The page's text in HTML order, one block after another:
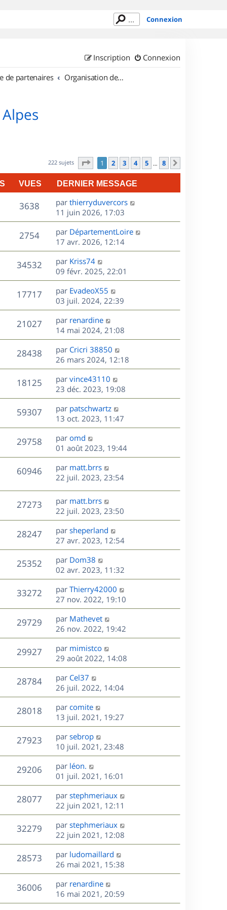
Connexion
Connexion
Inscription
de partenaires Organisation de sorties en région Rhône Alpes
222 sujets Page sur8
1 2 3 4 5 … 8
VUES DERNIER MESSAGE
3638V
u
s
D
e
r
n
i
e
r
m
e
s
s
a
g
e
par thierryduvercors
11 juin 2026, 17:03
2754V
u
e
s
D
e
r
n
i
e
r
m
e
s
s
a
g
e
par DépartementLoire
17 avr. 2026, 12:14
34532V
u
s
D
e
r
n
i
e
r
m
e
s
s
a
g
e
par Kriss74
09 févr. 2025, 22:01
17717V
u
s
D
e
r
n
i
e
r
m
e
s
s
a
g
e
par EvadeoX55
03 juil. 2024, 22:39
21027V
u
e
D
e
r
n
i
e
r
m
e
s
s
a
g
e
par renardine
14 mai 2024, 21:08
28438V
u
s
D
e
r
n
i
e
r
m
e
s
s
a
g
e
par Cricri 38850
26 mars 2024, 12:18
18125V
u
s
D
e
r
n
i
e
r
m
e
s
s
a
g
e
par vince43110
23 déc. 2023, 19:08
59307V
u
e
D
e
r
n
i
e
r
m
e
s
s
a
g
e
par patschwartz
13 oct. 2023, 11:47
29758V
u
e
D
e
r
n
i
e
r
m
e
s
s
a
g
e
par omd
01 août 2023, 19:44
60946V
u
e
D
e
n
i
e
r
m
e
s
s
a
g
e
par matt.brrs
22 juil. 2023, 23:54
27273V
u
s
D
e
r
n
i
e
r
m
e
s
s
a
g
e
par matt.brrs
22 juil. 2023, 23:50
28247V
u
e
s
D
e
r
n
i
e
r
m
e
s
s
a
g
e
par sheperland
27 avr. 2023, 12:54
25352V
u
e
s
D
e
r
n
i
e
r
m
e
s
s
a
g
e
par Dom38
02 avr. 2023, 11:32
33272V
u
s
D
e
r
n
i
e
r
m
e
s
s
a
g
e
par Thierry42000
27 nov. 2022, 19:10
29729V
u
D
e
r
n
i
e
r
m
e
s
s
a
g
e
par Mathevet
26 nov. 2022, 19:42
29927V
u
s
D
e
r
n
i
e
r
m
e
s
s
a
g
e
par mimistco
29 août 2022, 14:08
28784V
u
e
s
D
e
r
n
i
e
r
m
e
s
s
a
g
e
par Cel37
26 juil. 2022, 14:04
28018V
u
e
D
e
r
n
i
e
r
m
e
s
s
a
g
e
par comite
13 juil. 2021, 19:27
27923V
u
e
s
D
e
r
n
i
e
r
m
e
s
s
a
g
e
par sebrop
10 juil. 2021, 23:48
29206V
u
s
D
e
r
n
i
e
r
m
e
s
s
a
g
e
par léon.
01 juil. 2021, 16:01
28077V
u
s
D
e
r
n
i
e
r
m
e
s
s
a
par stephmeriaux
22 juin 2021, 12:11
32279V
u
e
D
e
r
n
i
e
r
m
e
par stephmeriaux
22 juin 2021, 12:08
28573V
u
e
D
e
r
n
i
e
par ludomaillard
26 mai 2021, 15:38
36006V
u
D
e
r
par renardine
16 mai 2021, 20:59